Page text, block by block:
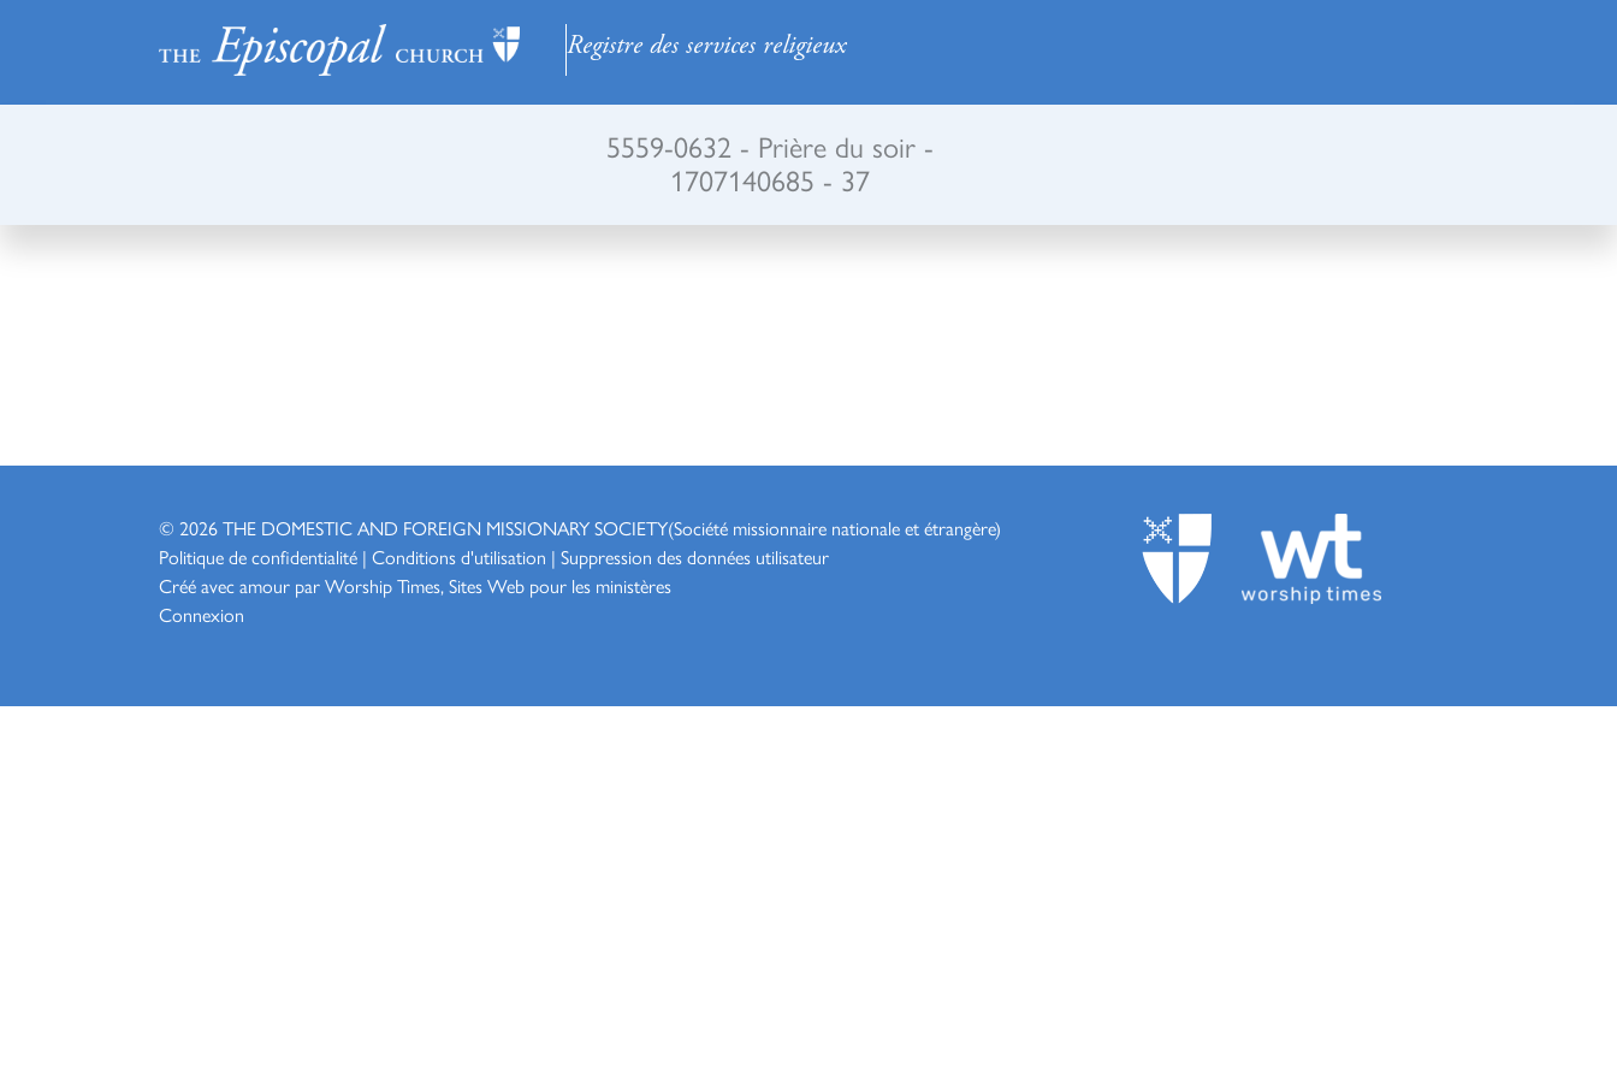
Registre des services religieux
5559-0632 - Prière du soir -
1707140685 - 37
© 2026THE DOMESTIC AND FOREIGN MISSIONARY SOCIETY(Société missionnaire nationale et étrangère)
Politique de confidentialité | Conditions d'utilisation | Suppression des données utilisateur
Créé avec amour par WorshipTimes, Sites Web pour les ministères
Connexion